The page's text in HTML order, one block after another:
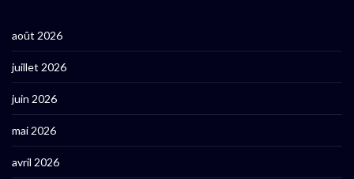
août 2026
juillet 2026
juin 2026
mai 2026
avril 2026